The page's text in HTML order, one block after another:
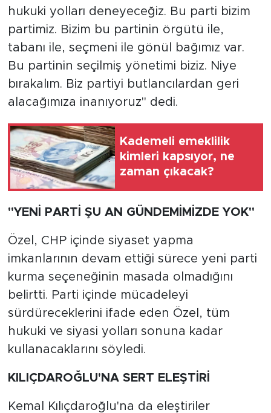
hukuki yolları deneyeceğiz. Bu parti bizim
partimiz. Bizim bu partinin örgütü ile,
tabanı ile, seçmeni ile gönül bağımız var.
Bu partinin seçilmiş yönetimi biziz. Niye
bırakalım. Biz partiyi butlancılardan geri
alacağımıza inanıyoruz" dedi.
Kademeli emeklilik
kimleri kapsıyor, ne
zaman çıkacak?
"YENİ PARTİ ŞU AN GÜNDEMİMİZDE YOK"
Özel, CHP içinde siyaset yapma
imkanlarının devam ettiği sürece yeni parti
kurma seçeneğinin masada olmadığını
belirtti. Parti içinde mücadeleyi
sürdüreceklerini ifade eden Özel, tüm
hukuki ve siyasi yolları sonuna kadar
kullanacaklarını söyledi.
KILIÇDAROĞLU'NA SERT ELEŞTİRİ
Kemal Kılıçdaroğlu'na da eleştiriler